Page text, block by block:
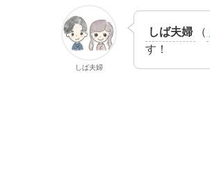
しば夫婦
しば夫婦 （
す！